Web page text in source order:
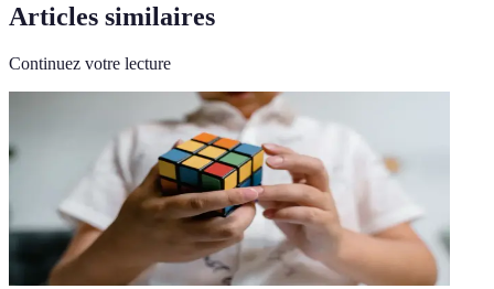
Articles similaires
Continuez votre lecture